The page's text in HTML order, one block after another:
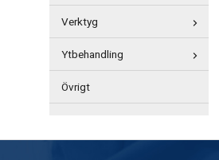
Verktyg
Ytbehandling
Övrigt